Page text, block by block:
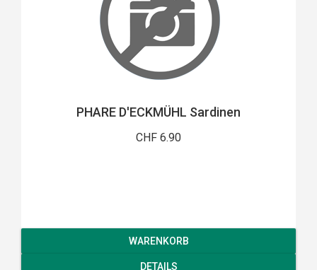
PHARE D'ECKMÜHL Sardinen
CHF 6.90
WARENKORB
DETAILS